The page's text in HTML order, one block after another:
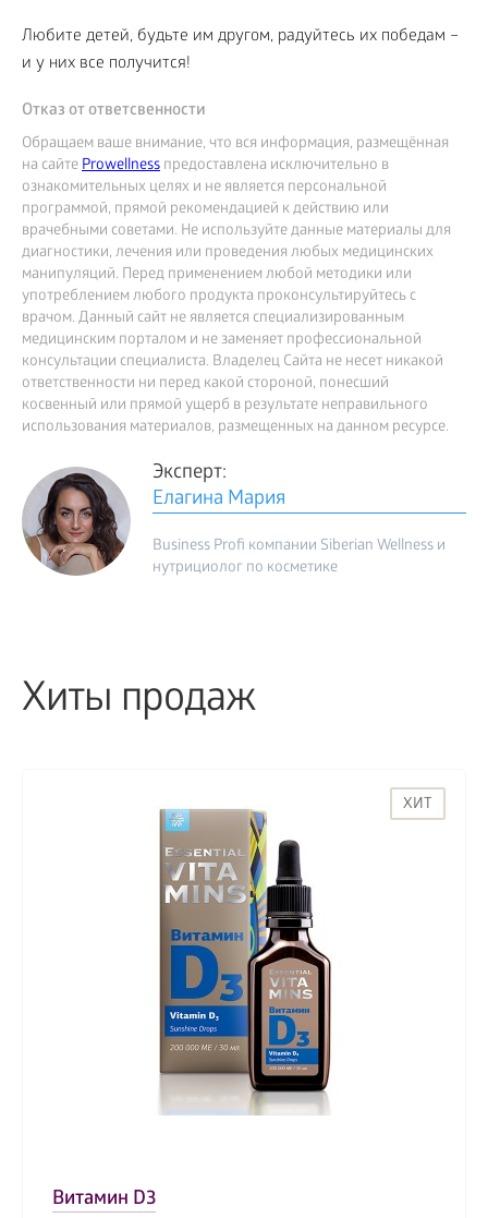
Любите детей, будьте им другом, радуйтесь их победам –
и у них все получится!
Отказ от ответсвенности
Обращаем ваше внимание, что вся информация, размещённая
на сайтеProwellness предоставлена исключительно в
ознакомительных целях и не является персональной
программой, прямой рекомендацией к действию или
врачебными советами. Не используйте данные материалы для
диагностики, лечения или проведения любых медицинских
манипуляций. Перед применением любой методики или
употреблением любого продукта проконсультируйтесь с
врачом. Данный сайт не является специализированным
медицинским порталом и не заменяет профессиональной
консультации специалиста. Владелец Сайта не несет никакой
ответственности ни перед какой стороной, понесший
косвенный или прямой ущерб в результате неправильного
использования материалов, размещенных на данном ресурсе.
Эксперт:
Елагина Мария
Business Profi компании Siberian Wellness и
нутрициолог по косметике
Хиты продаж
ХИТ
Витамин D3